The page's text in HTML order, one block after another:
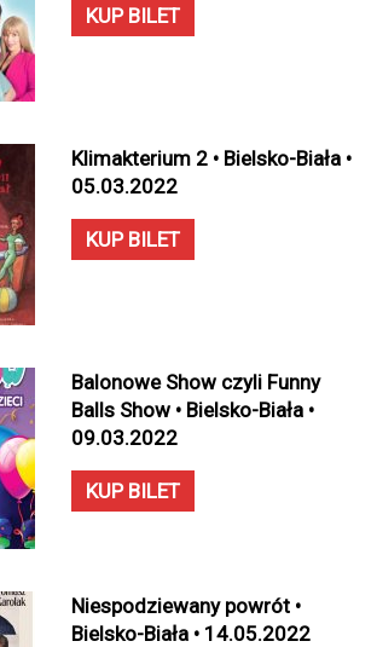
KUP BILET
Klimakterium 2 • Bielsko-Biała •
05.03.2022
KUP BILET
Balonowe Show czyli Funny
Balls Show • Bielsko-Biała •
09.03.2022
KUP BILET
Niespodziewany powrót •
Bielsko-Biała • 14.05.2022